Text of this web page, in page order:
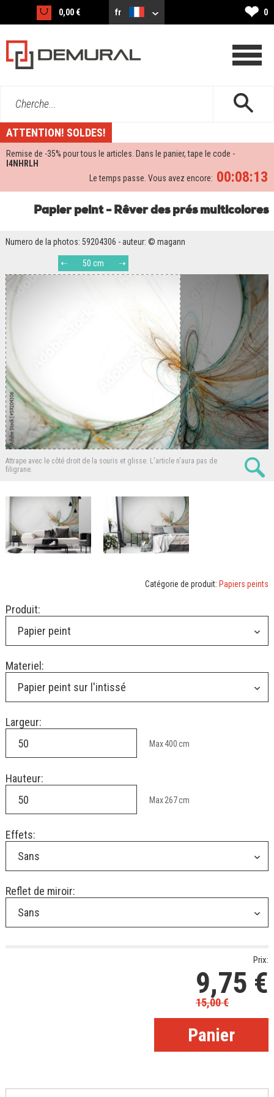
0,00 € fr ❤ 0
Cherche...
ATTENTION! SOLDES!
Remise de -35% pour tous le articles. Dans le panier, tape le code -
I4NHRLH
00:08:12
Le temps passe. Vous avez encore:
Papier peint - Rêver des prés multicolores
Numero de la photos: 59204306 - auteur: © magann
50 cm
Attrape avec le côté droit de la souris et glisse. L'article n'aura pas de
filigrane.
Catégorie de produit: Papiers peints
Produit:
Papier peint
Materiel:
Papier peint sur l'intissé
Largeur:
Max400cm
Hauteur:
Max267cm
Effets:
Sans
Reflet de miroir:
Sans
Prix:
9,75 €
15,00€